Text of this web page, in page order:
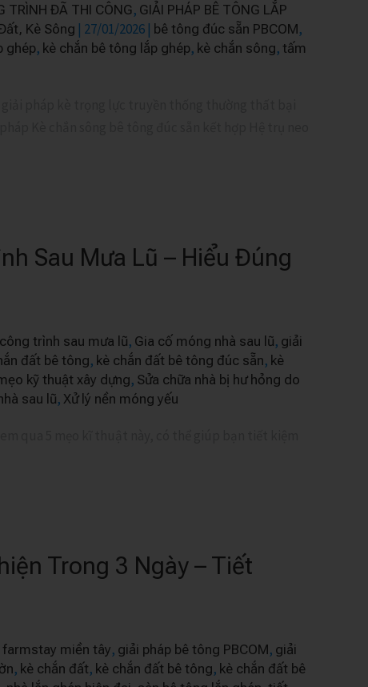
TRÌNH ĐÃ THI CÔNG, GIẢI PHÁP BÊ TÔNG LẮP
Kè Sông | 27/01/2026 | bê tông đúc sẵn PBCOM,
ghép, kè chắn bê tông lắp ghép, kè chắn sông, tấm
Sau Mưa Lũ – Hiểu Đúng
trình sau mưa lũ, Gia cố móng nhà sau lũ, giải
đất bê tông, kè chắn đất bê tông đúc sẵn, kè
kỹ thuật xây dựng, Sửa chữa nhà bị hư hỏng do
sau lũ, Xử lý nền móng yếu
Trong 3 Ngày – Tiết
farmstay miền tây, giải pháp bê tông PBCOM, giải
, kè chắn đất, kè chắn đất bê tông, kè chắn đất bê